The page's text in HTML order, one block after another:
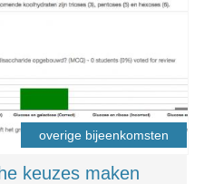
overige bijeenkomsten
keuzes maken